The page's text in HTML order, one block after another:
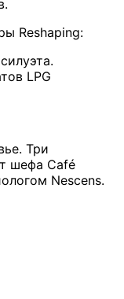
Reshaping:
LPG
Три
шефа Café
Nescens.